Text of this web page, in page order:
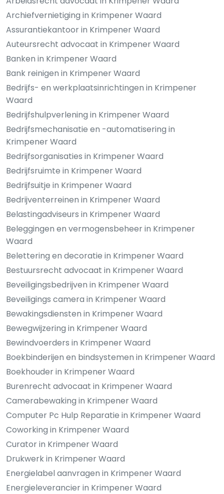
Archiefvernietiging in Krimpener Waard
Assurantiekantoor in Krimpener Waard
Auteursrecht advocaat in Krimpener Waard
Banken in Krimpener Waard
Bank reinigen in Krimpener Waard
Bedrijfs- en werkplaatsinrichtingen in Krimpener
Waard
Bedrijfshulpverlening in Krimpener Waard
Bedrijfsmechanisatie en -automatisering in
Krimpener Waard
Bedrijfsorganisaties in Krimpener Waard
Bedrijfsruimte in Krimpener Waard
Bedrijfsuitje in Krimpener Waard
Bedrijventerreinen in Krimpener Waard
Belastingadviseurs in Krimpener Waard
Beleggingen en vermogensbeheer in Krimpener
Waard
Belettering en decoratie in Krimpener Waard
Bestuursrecht advocaat in Krimpener Waard
Beveiligingsbedrijven in Krimpener Waard
Beveiligings camera in Krimpener Waard
Bewakingsdiensten in Krimpener Waard
Bewegwijzering in Krimpener Waard
Bewindvoerders in Krimpener Waard
Boekbinderijen en bindsystemen in Krimpener Waard
Boekhouder in Krimpener Waard
Burenrecht advocaat in Krimpener Waard
Camerabewaking in Krimpener Waard
Computer Pc Hulp Reparatie in Krimpener Waard
Coworking in Krimpener Waard
Curator in Krimpener Waard
Drukwerk in Krimpener Waard
Energielabel aanvragen in Krimpener Waard
Energieleverancier in Krimpener Waard